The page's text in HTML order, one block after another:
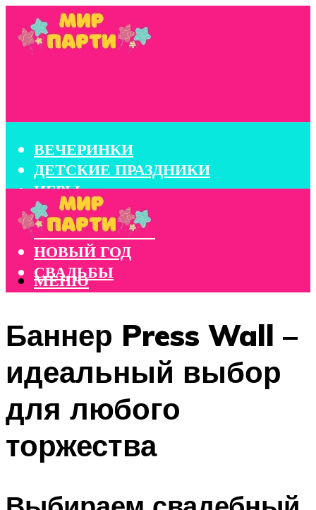
ВЕЧЕРИНКИ
ДЕТСКИЕ ПРАЗДНИКИ
ИГРЫ
КОНКУРСЫ
КОРПОРАТИВЫ
НОВЫЙ ГОД
СВАДЬБЫ
МЕНЮ
Баннер Press Wall –
идеальный выбор
для любого
торжества